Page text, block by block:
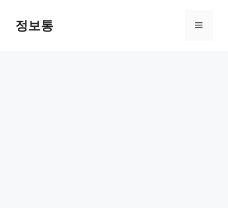
content정보통 Menu